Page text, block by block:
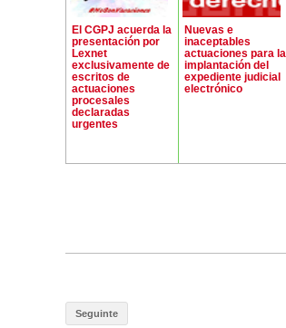
El CGPJ acuerda la
presentación por
Lexnet
exclusivamente de
escritos de
actuaciones
procesales
declaradas
urgentes
Nuevas e
inaceptables
actuaciones para la
implantación del
expediente judicial
electrónico
Seguinte